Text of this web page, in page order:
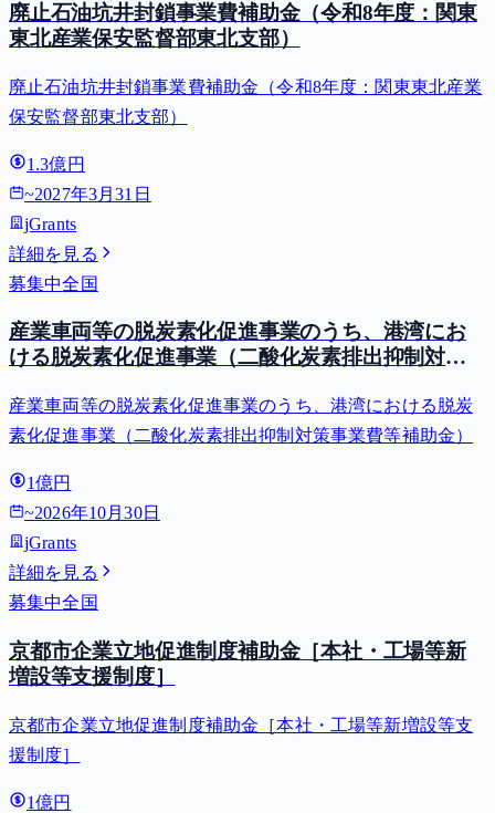
廃止石油坑井封鎖事業費補助金（令和8年度：関東
東北産業保安監督部東北支部）
廃止石油坑井封鎖事業費補助金（令和8年度：関東東北産業
保安監督部東北支部）
1.3億円
~2027年3月31日
jGrants
詳細を見る
募集中全国
産業車両等の脱炭素化促進事業のうち、港湾にお
ける脱炭素化促進事業（二酸化炭素排出抑制対策
産業車両等の脱炭素化促進事業のうち、港湾における脱炭
素化促進事業（二酸化炭素排出抑制対策事業費等補助金）
1億円
~2026年10月30日
jGrants
詳細を見る
募集中全国
京都市企業立地促進制度補助金［本社・工場等新
増設等支援制度］
京都市企業立地促進制度補助金［本社・工場等新増設等支
援制度］
1億円